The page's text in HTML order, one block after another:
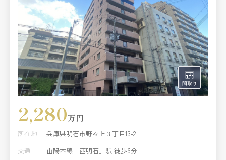
2,280万円
所在地
兵庫県明石市野々上３丁目13-2
交通
山陽本線「西明石」駅 徒歩6分